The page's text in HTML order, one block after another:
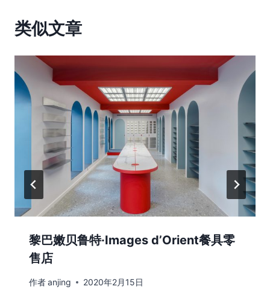
类似文章
黎巴嫩贝鲁特·Images d’Orient餐具零
售店
作者anjing 2020年2月15日